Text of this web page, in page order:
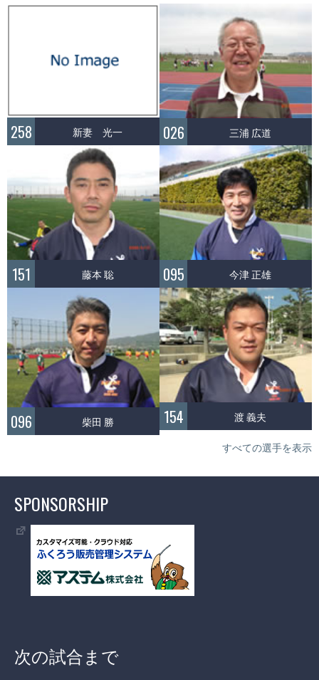
258 新妻 光一 026 三浦 広道
151 藤本 聡 095 今津 正雄
096 柴田 勝 154 渡 義夫
すべての選手を表示
SPONSORSHIP
次の試合まで